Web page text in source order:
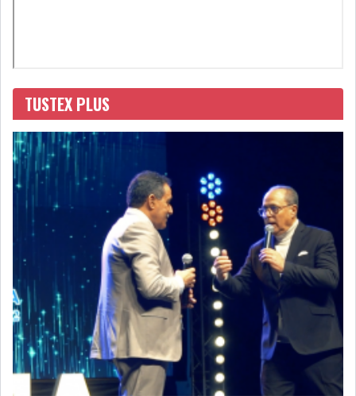
FONDS AU SER...
OFFICEPLAST : YASSINE ABID
ANIMERA UNE C...
ENNAKL LÈVE 60 MD SUR LE
MARCHÉ OBLIGATA...
RSS
FINANCE
TUSTEX PLUS